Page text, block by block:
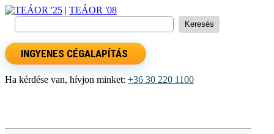
TEÁOR '25 | TEÁOR '08
INGYENES CÉGALAPÍTÁS
Ha kérdése van, hívjon minket: +36 30 220 1100